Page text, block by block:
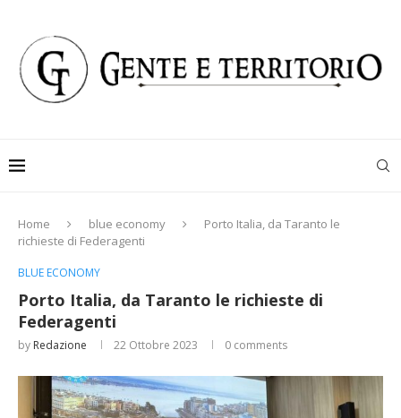
Home blue economy
Porto Italia, da Taranto le
richieste di Federagenti
BLUE ECONOMY
Porto Italia, da Taranto le richieste di
Federagenti
by Redazione 22 Ottobre 2023 0 comments